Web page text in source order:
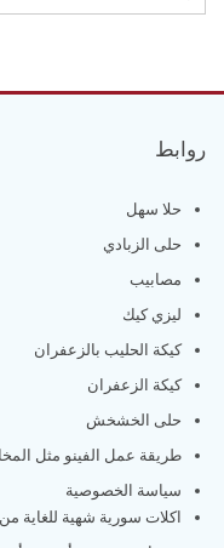
روابط
حلا سهل
حلى الزبادي
مصابيب
ليزي كيك
كيكة الحليب بالزعفران
كيكة الزعفران
حلى الخشخش
طريقة عمل الفينو مثل
سياسة الخصوصية
اكلات سورية شهية للغاية